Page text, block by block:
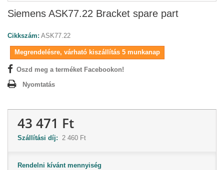
Siemens ASK77.22 Bracket spare part
Cikkszám: ASK77.22
Megrendelésre, várható kiszállítás 5 munkanap
Oszd meg a terméket Facebookon!
Nyomtatás
43 471 Ft
Szállítási díj: 2 460 Ft
Rendelni kívánt mennyiség